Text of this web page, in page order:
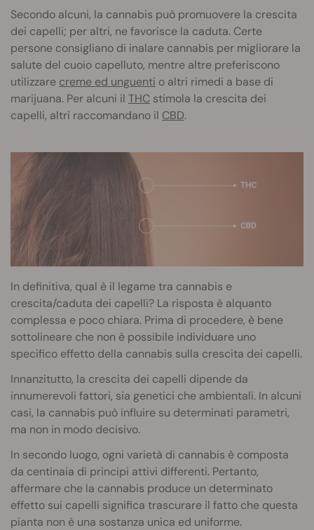
Secondo alcuni, la cannabis può promuovere la crescita
dei capelli; per altri, ne favorisce la caduta. Certe
persone consigliano di inalare cannabis per migliorare la
salute del cuoio capelluto, mentre altre preferiscono
utilizzare creme ed unguenti o altri rimedi a base di
marijuana. Per alcuni il THC stimola la crescita dei
capelli, altri raccomandano il CBD.
In definitiva, qual è il legame tra cannabis e
crescita/caduta dei capelli? La risposta è alquanto
complessa e poco chiara. Prima di procedere, è bene
sottolineare che non è possibile individuare uno
specifico effetto della cannabis sulla crescita dei capelli.
Innanzitutto, la crescita dei capelli dipende da
innumerevoli fattori, sia genetici che ambientali. In alcuni
casi, la cannabis può influire su determinati parametri,
ma non in modo decisivo.
In secondo luogo, ogni varietà di cannabis è composta
da centinaia di principi attivi differenti. Pertanto,
affermare che la cannabis produce un determinato
effetto sui capelli significa trascurare il fatto che questa
pianta non è una sostanza unica ed uniforme.